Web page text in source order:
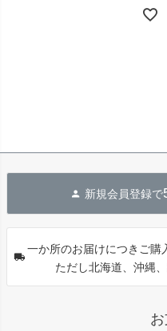
新規会員登録で
一か所のお届けにつきご購
ただし北海道、沖縄